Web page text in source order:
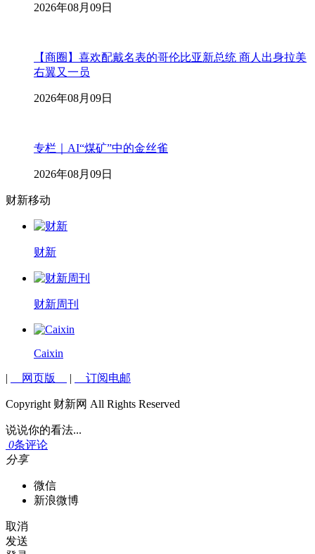
2026年08月09日
【商圈】喜欢配戴名表的哥伦比亚新总统 商人出身拉美
右翼又一员
2026年08月09日
专栏｜AI“煤矿”中的金丝雀
2026年08月09日
财新移动
财新
财新周刊
Caixin
| 网页版 | 订阅电邮
Copyright 财新网 All Rights Reserved
说说你的看法...
0条评论
分享
微信
新浪微博
取消
发送